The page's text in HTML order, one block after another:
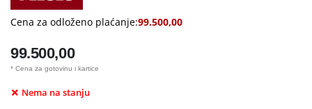
Cena za odloženo plaćanje:99.500,00
99.500,00
* Cena za gotovinu i kartice
Nema na stanju